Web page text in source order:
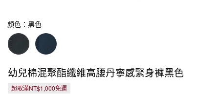
顏色：黑色
幼兒棉混聚酯纖維高腰丹寧感緊身褲黑色
超取滿NT$1,000免運